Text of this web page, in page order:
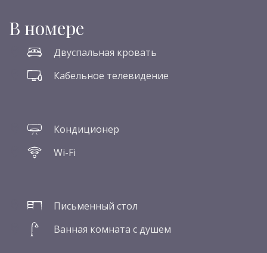
В номере
Двуспальная кровать
Кабельное телевидение
Кондиционер
Wi-Fi
Письменный стол
Ванная комната с душем